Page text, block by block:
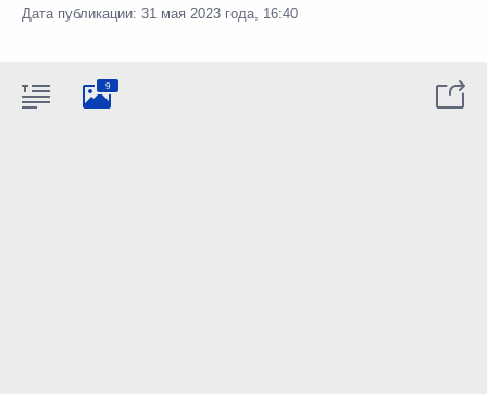
Дата публикации: 31 мая 2023 года, 16:40
9